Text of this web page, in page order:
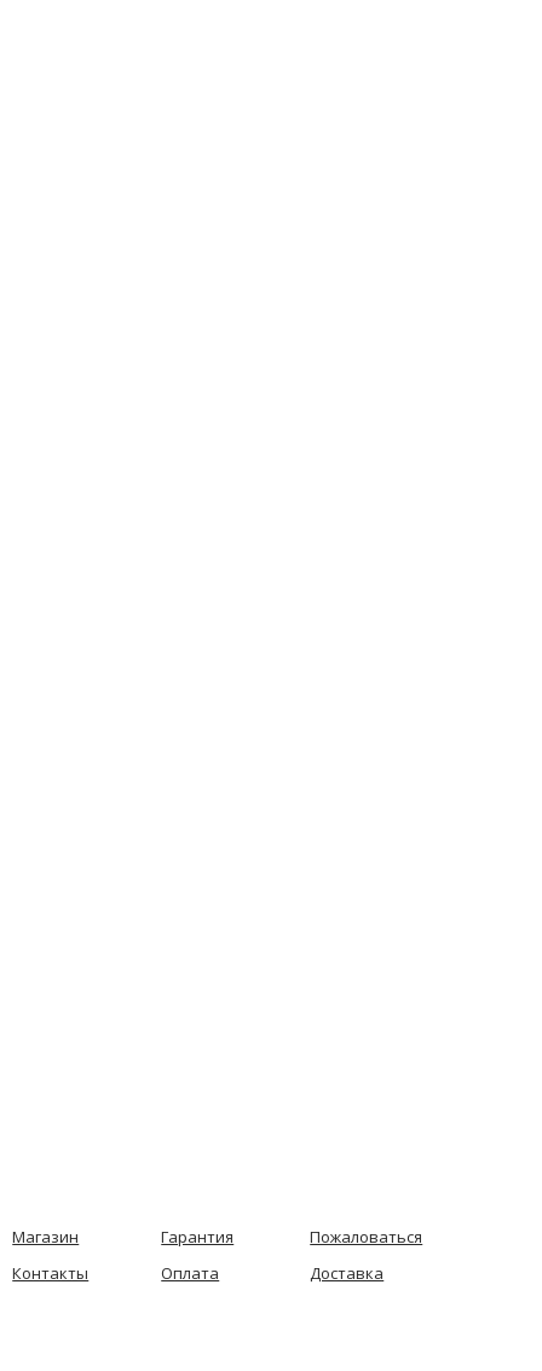
Магазин Гарантия
Пожаловаться
Контакты
Оплата Доставка